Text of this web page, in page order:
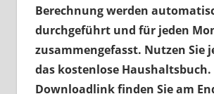
Berechnung werden
durchgeführt und für jeden
zusammengefasst. Nutzen Sie
das kostenlose Haushaltsbuch.
Downloadlink finden Sie am